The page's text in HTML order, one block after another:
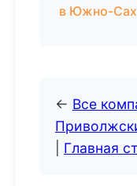
в Южно-
← Все
Главная